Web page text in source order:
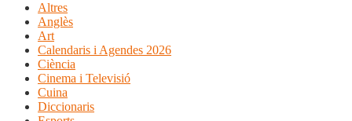
Altres
Anglès
Art
Calendaris i Agendes 2026
Ciència
Cinema i Televisió
Cuina
Diccionaris